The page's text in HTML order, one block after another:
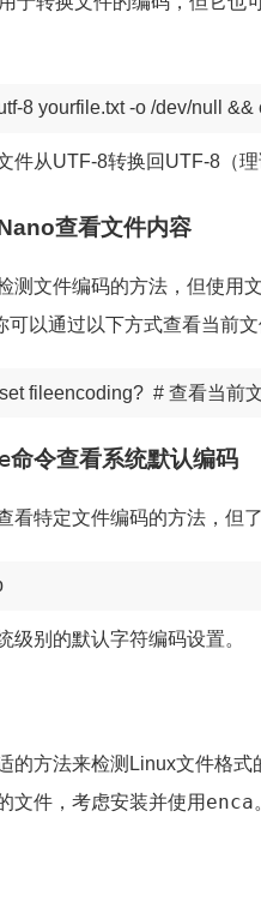
utf-8 yourfile.txt -o /dev/null
件从UTF-8转换回UTF-8（
查看文件内容
测文件编码的方法，但使用
可以通过以下方式查看当前文
fileencoding?  # 查看当前
命令查看系统默认编码
看特定文件编码的方法，但
级别的默认字符编码设置。
的方法来检测Linux文件格式
文件，考虑安装并使用 enca